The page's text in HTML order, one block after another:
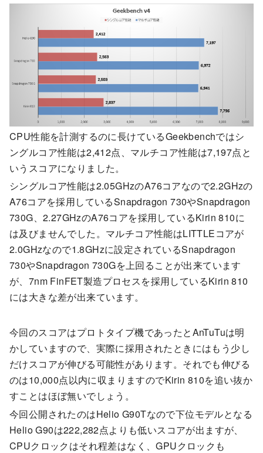
CPU性能を計測するのに長けているGeekbenchではシ
ングルコア性能は2,412点、マルチコア性能は7,197点と
いうスコアになりました。
シングルコア性能は2.05GHzのA76コアなので2.2GHzの
A76コアを採用しているSnapdragon 730やSnapdragon
730G、2.27GHzのA76コアを採用しているKirin 810に
は及びませんでした。マルチコア性能はLITTLEコアが
2.0GHzなので1.8GHzに設定されているSnapdragon
730やSnapdragon 730Gを上回ることが出来ています
が、7nm FinFET製造プロセスを採用しているKirin 810
には大きな差が出来ています。
今回のスコアはプロトタイプ機であったとAnTuTuは明
かしていますので、実際に採用されたときにはもう少し
だけスコアが伸びる可能性があります。それでも伸びる
のは10,000点以内に収まりますのでKirin 810を追い抜か
すことはほぼ無いでしょう。
今回公開されたのはHelio G90Tなので下位モデルとなる
Helio G90は222,282点よりも低いスコアが出ますが、
CPUクロックはそれ程差はなく、GPUクロックも